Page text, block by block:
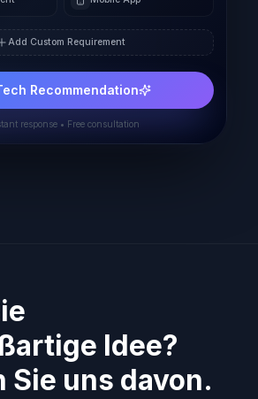
Add Custom Requirement
Recommendation
response • Free consultation
Idee?
Sie uns davon.